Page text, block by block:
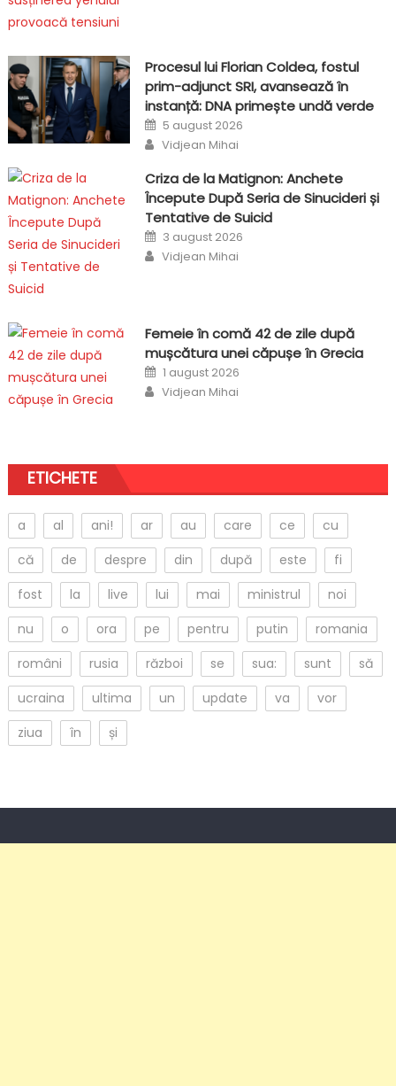
Procesul lui Florian Coldea, fostul
prim-adjunct SRI, avansează în
instanță: DNA primește undă verde
Posted
on
5 august 2026
Author
Vidjean Mihai
Criza de la Matignon: Anchete
Începute După Seria de Sinucideri și
Tentative de Suicid
Posted
on
3 august 2026
Author
Vidjean Mihai
Femeie în comă 42 de zile după
mușcătura unei căpușe în Grecia
Posted
on
1 august 2026
Author
Vidjean Mihai
ETICHETE
a al ani! ar au care ce
cu
că
de despre din după este
fi
fost
la live lui mai ministrul
noi
nu
o ora pe pentru putin
romania
români
rusia război se sua: sunt
să
ucraina
ultima un update va
vor
ziua
în și